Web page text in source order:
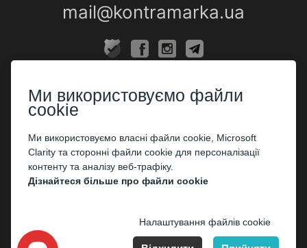
mail@kontramarka.ua
Каси
ПАРТНЕРАМ
Організаторам
Корпоративним клієнтам
Ми використовуємо файли
cookie
Ми використовуємо власні файли cookie, Microsoft
Clarity та сторонні файли cookie для персоналізації
контенту та аналізу веб-трафіку.
Дізнайтеся більше про файли cookie
Налаштування файлів cookie